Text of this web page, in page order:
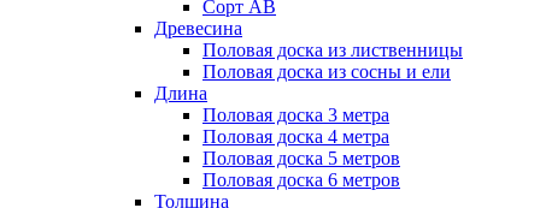
Сорт АВ
Древесина
Половая доска из лиственницы
Половая доска из сосны и ели
Длина
Половая доска 3 метра
Половая доска 4 метра
Половая доска 5 метров
Половая доска 6 метров
Толщина